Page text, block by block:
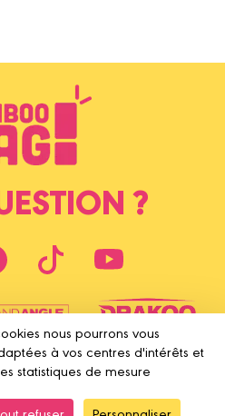
?
nous pourrons vous
à vos centres d'intérêts et
statistiques de mesure